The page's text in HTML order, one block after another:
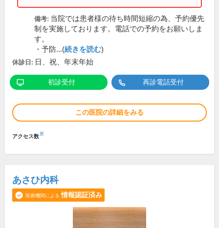
備考: 当院では患者様の待ち時間短縮の為、予約優先
制を実施しております。電話での予約をお願いしま
す。
・予防...(続きを読む)
休診日: 日、祝、年末年始
初診受付 再診電話受付
この医院の詳細をみる
アクセス数※
あさひ内科
医療機関による 情報認証済み